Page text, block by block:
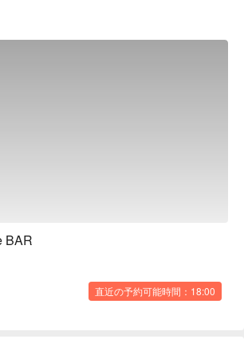
"Salvatore Cuomo Bros." Please enjoy a
Nihonbashi].
BAR
直近の予約可能時間：18:00